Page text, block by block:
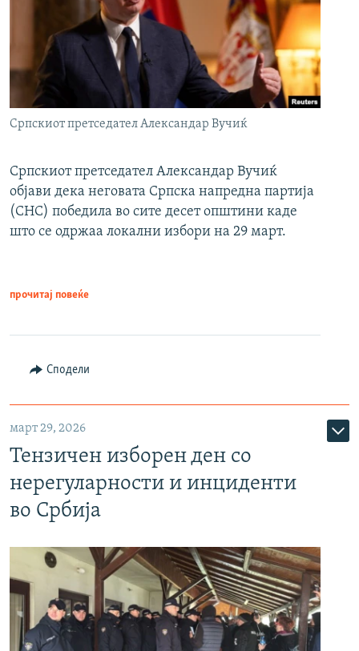
Српскиот претседател Александар Вучиќ
Српскиот претседател Александар Вучиќ
објави дека неговата Српска напредна партија
(СНС) победила во сите десет општини каде
што се одржаа локални избори на 29 март.
прочитај повеќе
Сподели
март 29, 2026
Тензичен изборен ден со
нерегуларности и инциденти
во Србија